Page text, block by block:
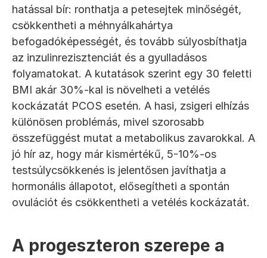
hatással bír: ronthatja a petesejtek minőségét,
csökkentheti a méhnyálkahártya
befogadóképességét, és tovább súlyosbíthatja
az inzulinrezisztenciát és a gyulladásos
folyamatokat. A kutatások szerint egy 30 feletti
BMI akár 30%-kal is növelheti a vetélés
kockázatát PCOS esetén. A hasi, zsigeri elhízás
különösen problémás, mivel szorosabb
összefüggést mutat a metabolikus zavarokkal. A
jó hír az, hogy már kismértékű, 5-10%-os
testsúlycsökkenés is jelentősen javíthatja a
hormonális állapotot, elősegítheti a spontán
ovulációt és csökkentheti a vetélés kockázatát.
A progeszteron szerepe a